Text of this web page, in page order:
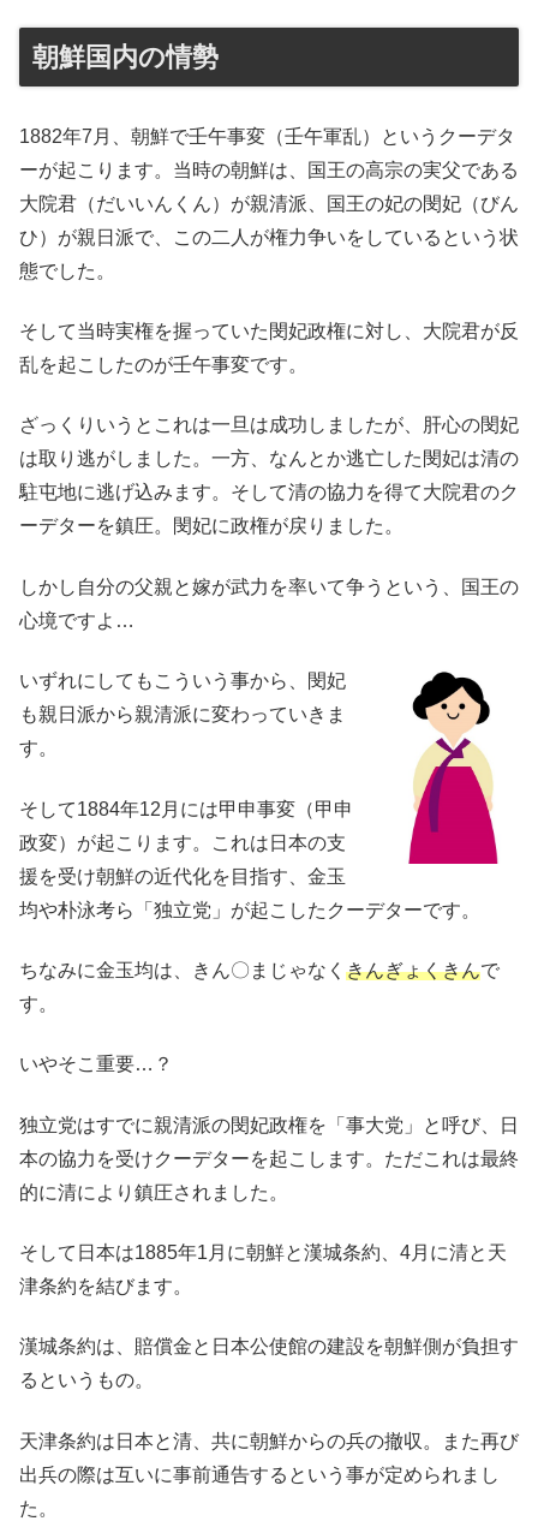
朝鮮国内の情勢
1882年7月、朝鮮で壬午事変（壬午軍乱）というクーデタ
ーが起こります。当時の朝鮮は、国王の高宗の実父である
大院君（だいいんくん）が親清派、国王の妃の閔妃（びん
ひ）が親日派で、この二人が権力争いをしているという状
態でした。
そして当時実権を握っていた閔妃政権に対し、大院君が反
乱を起こしたのが壬午事変です。
ざっくりいうとこれは一旦は成功しましたが、肝心の閔妃
は取り逃がしました。一方、なんとか逃亡した閔妃は清の
駐屯地に逃げ込みます。そして清の協力を得て大院君のク
ーデターを鎮圧。閔妃に政権が戻りました。
しかし自分の父親と嫁が武力を率いて争うという、国王の
心境ですよ…
いずれにしてもこういう事から、閔妃
も親日派から親清派に変わっていきま
す。
そして1884年12月には甲申事変（甲申
政変）が起こります。これは日本の支
援を受け朝鮮の近代化を目指す、金玉
均や朴泳考ら「独立党」が起こしたクーデターです。
ちなみに金玉均は、きん〇まじゃなく きんぎょくきんで
す。
いやそこ重要…？
独立党はすでに親清派の閔妃政権を「事大党」と呼び、日
本の協力を受けクーデターを起こします。ただこれは最終
的に清により鎮圧されました。
そして日本は1885年1月に朝鮮と漢城条約、4月に清と天
津条約を結びます。
漢城条約は、賠償金と日本公使館の建設を朝鮮側が負担す
るというもの。
天津条約は日本と清、共に朝鮮からの兵の撤収。また再び
出兵の際は互いに事前通告するという事が定められまし
た。